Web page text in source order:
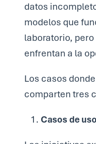
datos
modelos que
laboratorio,
enfrentan a la
Los casos
comparten tres
Casos de